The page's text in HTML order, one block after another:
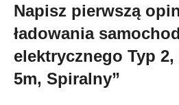
Napisz pierwszą
ładowania
elektrycznego Typ 2,
5m, Spiralny”